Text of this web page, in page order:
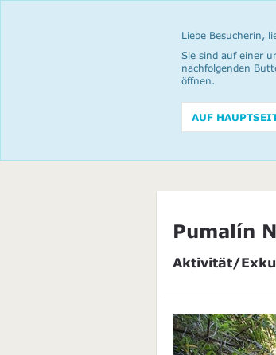
Liebe Besucherin,
Sie sind auf einer
nachfolgenden
öffnen.
AUF
Pumalín
Aktivität/